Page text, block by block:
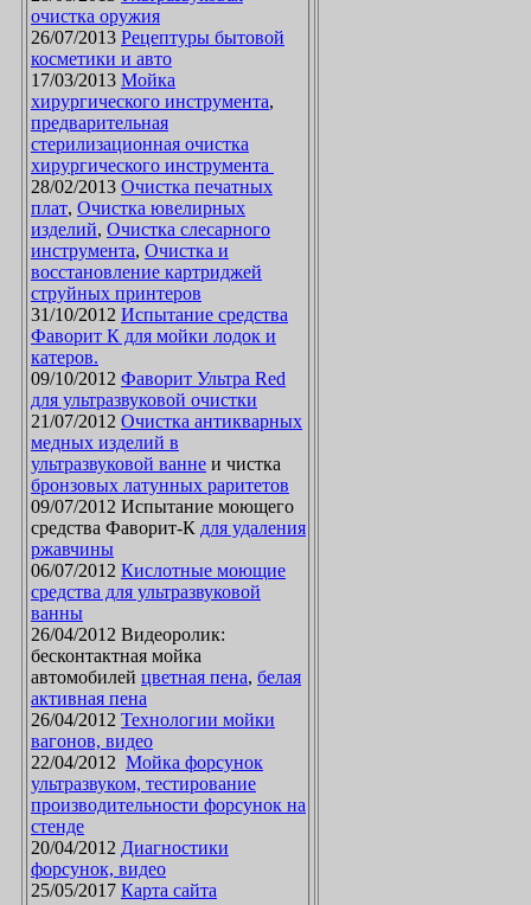
очистка оружия
26/07/2013 Рецептуры бытовой
косметики и авто
17/03/2013 Мойка
хирургического инструмента,
предварительная
стерилизационная очистка
хирургического инструмента
28/02/2013 Очистка печатных
плат, Очистка ювелирных
изделий, Очистка слесарного
инструмента, Очистка и
восстановление картриджей
струйных принтеров
31/10/2012 Испытание средства
Фаворит К для мойки лодок и
катеров.
09/10/2012 Фаворит Ультра Red
для ультразвуковой очистки
21/07/2012 Очистка антикварных
медных изделий в
ультразвуковой ванне и чистка
бронзовых латунных раритетов
09/07/2012 Испытание моющего
средства Фаворит-К для удаления
ржавчины
06/07/2012 Кислотные моющие
средства для ультразвуковой
ванны
26/04/2012 Видеоролик:
бесконтактная мойка
автомобилей цветная пена, белая
активная пена
26/04/2012 Технологии мойки
вагонов, видео
22/04/2012 Мойка форсунок
ультразвуком, тестирование
производительности форсунок на
стенде
20/04/2012 Диагностики
форсунок, видео
25/05/2017 Карта сайта